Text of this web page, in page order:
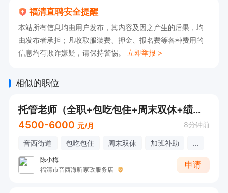
二、任职要求
关经验者优先。
辅导能力，沟通表达清晰。
3. 素养：有责任心、耐心，热爱教育行业，能关
注学生的个体需求。
4. 其他：遵守学习中心规章制度，具备良好的团
队协作意识。
福清直聘安全提醒
本站所有信息均由用户发布，其内容及因之产生的后果，均
由发布者承担；凡收取服装费、押金、报名费等各种费用的
信息均有欺诈嫌疑，请保持警惕。 立即举报 >
相似的职位
托管老师（全职+包吃包住+周末双休+绩效奖金+法定节假日）
4500-6000 元/月 8分钟前
音西街道 包吃包住 周末双休 加班补助 ...
陈小梅
福清市音西海昕家政服务店
申请